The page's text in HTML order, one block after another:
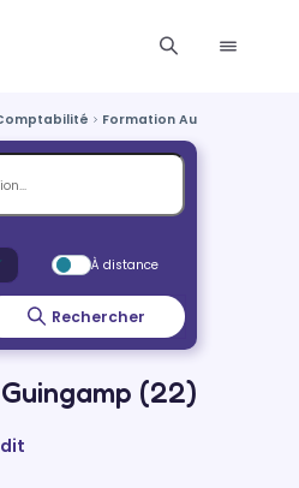
Formation Audit
À distance
Rechercher
(22)